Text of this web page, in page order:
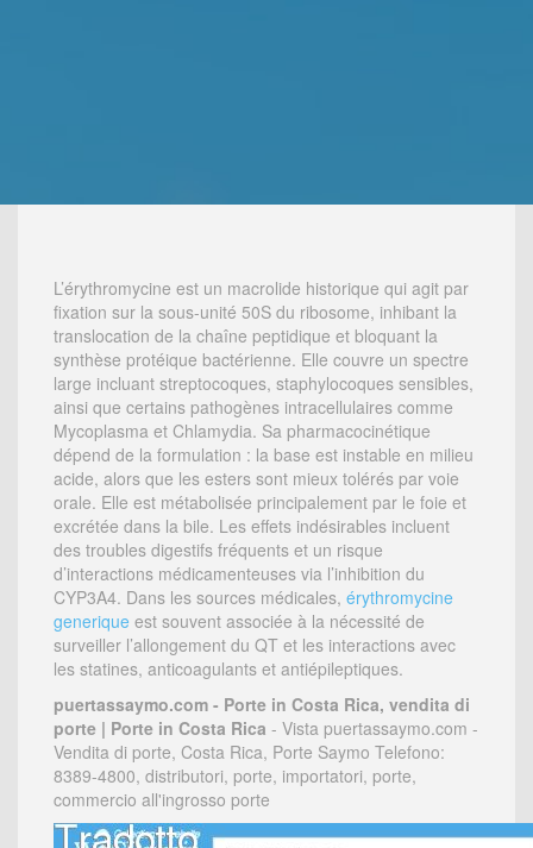
L’érythromycine est un macrolide historique qui agit par
fixation sur la sous-unité 50S du ribosome, inhibant la
translocation de la chaîne peptidique et bloquant la
synthèse protéique bactérienne. Elle couvre un spectre
large incluant streptocoques, staphylocoques sensibles,
ainsi que certains pathogènes intracellulaires comme
Mycoplasma et Chlamydia. Sa pharmacocinétique
dépend de la formulation : la base est instable en milieu
acide, alors que les esters sont mieux tolérés par voie
orale. Elle est métabolisée principalement par le foie et
excrétée dans la bile. Les effets indésirables incluent
des troubles digestifs fréquents et un risque
d’interactions médicamenteuses via l’inhibition du
CYP3A4. Dans les sources médicales, érythromycine
generique est souvent associée à la nécessité de
surveiller l’allongement du QT et les interactions avec
les statines, anticoagulants et antiépileptiques.
puertassaymo.com - Porte in Costa Rica, vendita di
porte | Porte in Costa Rica - Vista puertassaymo.com -
Vendita di porte, Costa Rica, Porte Saymo Telefono:
8389-4800, distributori, porte, importatori, porte,
commercio all'ingrosso porte